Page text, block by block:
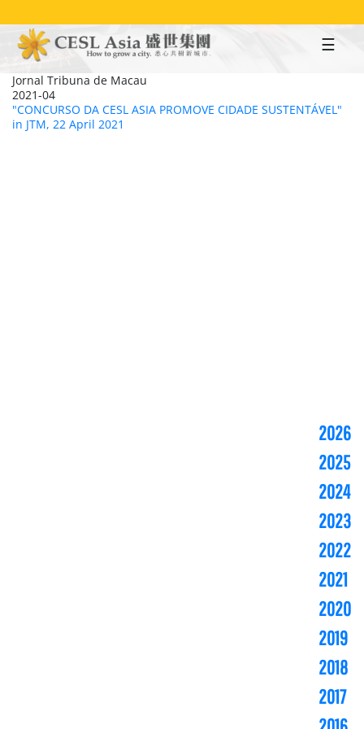
to
main
content
Jornal Tribuna de Macau
2021-04
"CONCURSO DA CESL ASIA PROMOVE CIDADE SUSTENTÁVEL"
in JTM, 22 April 2021
2026
2025
2024
2023
2022
2021
2020
2019
2018
2017